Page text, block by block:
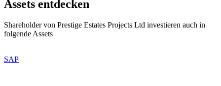
Assets entdecken
Shareholder von Prestige Estates Projects Ltd investieren auch in
folgende Assets
SAP